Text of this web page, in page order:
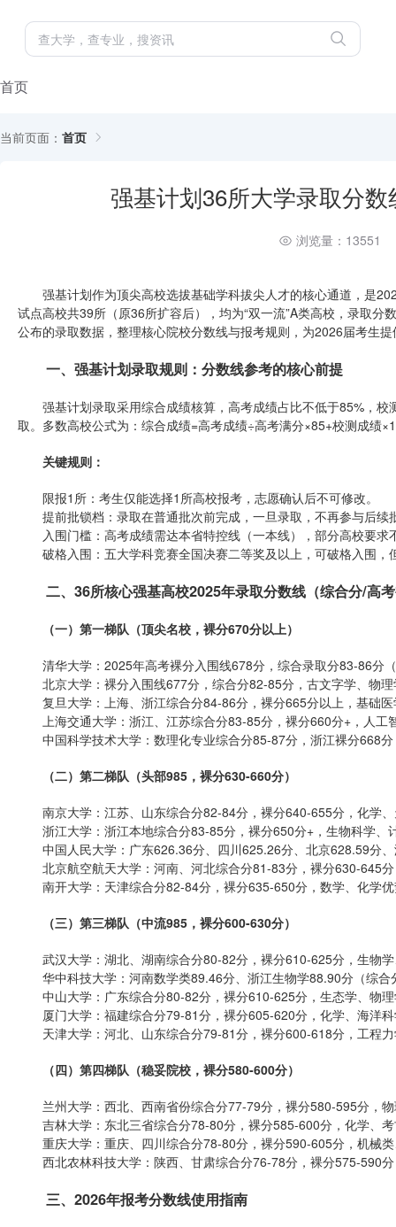
首页
当前页面： 首页
强基计划36所大学录取分
浏览量：13551
强基计划作为顶尖高校选拔基础学科拔尖人才的核心通道，是
试点高校共39所（原36所扩容后），均为“双一流”A类高校，录取
公布的录取数据，整理核心院校分数线与报考规则，为2026届考生
一、强基计划录取规则：分数线参考的核心前提
强基计划录取采用综合成绩核算，高考成绩占比不低于85%，校
取。多数高校公式为：综合成绩=高考成绩÷高考满分×85+校测成绩
关键规则：
限报1所：考生仅能选择1所高校报考，志愿确认后不可修改。
提前批锁档：录取在普通批次前完成，一旦录取，不再参与后续
入围门槛：高考成绩需达本省特控线（一本线），部分高校要求
破格入围：五大学科竞赛全国决赛二等奖及以上，可破格入围，
二、36所核心强基高校2025年录取分数线（综合分/高
（一）第一梯队（顶尖名校，裸分670分以上）
清华大学：2025年高考裸分入围线678分，综合录取分83-86分
北京大学：裸分入围线677分，综合分82-85分，古文字学、物理
复旦大学：上海、浙江综合分84-86分，裸分665分以上，基础医
上海交通大学：浙江、江苏综合分83-85分，裸分660分+，人工
中国科学技术大学：数理化专业综合分85-87分，浙江裸分668分
（二）第二梯队（头部985，裸分630-660分）
南京大学：江苏、山东综合分82-84分，裸分640-655分，化学、
浙江大学：浙江本地综合分83-85分，裸分650分+，生物科学、
中国人民大学：广东626.36分、四川625.26分、北京628.59分
北京航空航天大学：河南、河北综合分81-83分，裸分630-645分
南开大学：天津综合分82-84分，裸分635-650分，数学、化学优
（三）第三梯队（中流985，裸分600-630分）
武汉大学：湖北、湖南综合分80-82分，裸分610-625分，生物学
华中科技大学：河南数学类89.46分、浙江生物学88.90分（综合
中山大学：广东综合分80-82分，裸分610-625分，生态学、物理
厦门大学：福建综合分79-81分，裸分605-620分，化学、海洋科
天津大学：河北、山东综合分79-81分，裸分600-618分，工程力
（四）第四梯队（稳妥院校，裸分580-600分）
兰州大学：西北、西南省份综合分77-79分，裸分580-595分，物
吉林大学：东北三省综合分78-80分，裸分585-600分，化学、考
重庆大学：重庆、四川综合分78-80分，裸分590-605分，机械类
西北农林科技大学：陕西、甘肃综合分76-78分，裸分575-590分
三、2026年报考分数线使用指南